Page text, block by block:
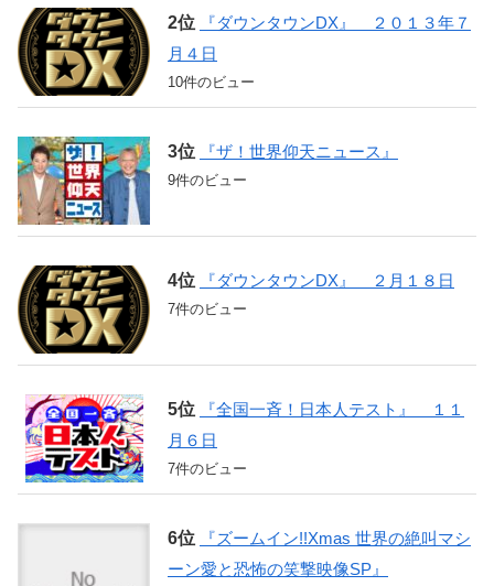
『ダウンタウンDX』 ２０１３年７
月４日
10件のビュー
『ザ！世界仰天ニュース』
9件のビュー
『ダウンタウンDX』 ２月１８日
7件のビュー
『全国一斉！日本人テスト』 １１
月６日
7件のビュー
『ズームイン!!Xmas 世界の絶叫マシ
ーン愛と恐怖の笑撃映像SP』